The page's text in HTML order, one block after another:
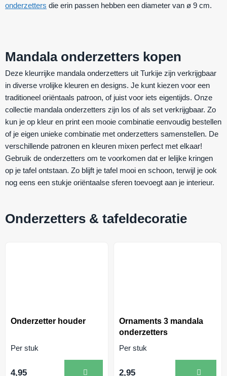
onderzetters die erin passen hebben een diameter van ø 9 cm.
Mandala onderzetters kopen
Deze kleurrijke mandala onderzetters uit Turkije zijn verkrijgbaar
in diverse vrolijke kleuren en designs. Je kunt kiezen voor een
traditioneel oriëntaals patroon, of juist voor iets eigentijds. Onze
collectie mandala onderzetters zijn los of als set verkrijgbaar. Zo
kun je op kleur en print een mooie combinatie eenvoudig bestellen
of je eigen unieke combinatie met onderzetters samenstellen. De
verschillende patronen en kleuren mixen perfect met elkaar!
Gebruik de onderzetters om te voorkomen dat er lelijke kringen
op je tafel ontstaan. Zo blijft je tafel mooi en schoon, terwijl je ook
nog eens een stukje oriëntaalse sferen toevoegt aan je interieur.
Onderzetters & tafeldecoratie
Onderzetter houder
Per stuk
4,95
Ornaments 3 mandala
onderzetters
Per stuk
2,95